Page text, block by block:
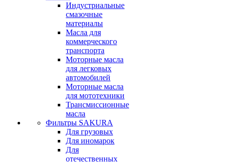
Индустриальные
смазочные
материалы
Масла для
коммерческого
транспорта
Моторные масла
для легковых
автомобилей
Моторные масла
для мототехники
Трансмиссионные
масла
Фильтры SAKURA
Для грузовых
Для иномарок
Для
отечественных